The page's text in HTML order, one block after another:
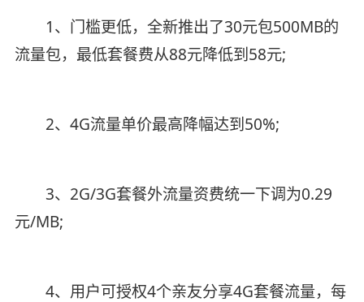
1、门槛更低，全新推出了30元包500MB的
流量包，最低套餐费从88元降低到58元;
2、4G流量单价最高降幅达到50%;
3、2G/3G套餐外流量资费统一下调为0.29
元/MB;
4、用户可授权4个亲友分享4G套餐流量，每